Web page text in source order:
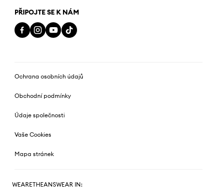
PŘIPOJTE SE K NÁM
Ochrana osobních údajů
Obchodní podmínky
Údaje společnosti
Vaše Cookies
Mapa stránek
WEARETHEANSWEAR IN: